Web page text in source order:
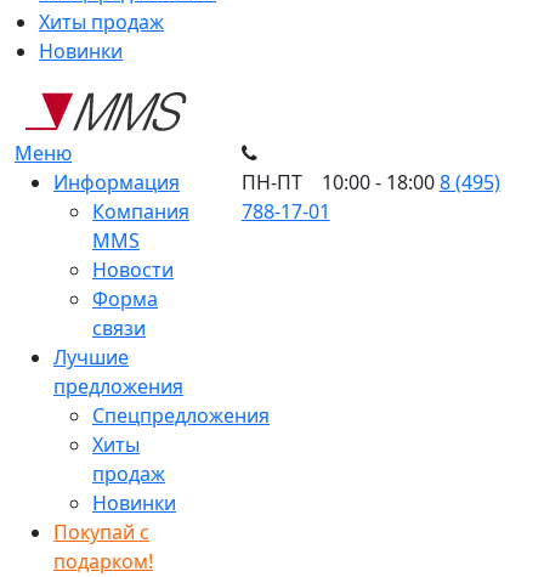
Хиты продаж
Новинки
Меню
Информация
Компания
MMS
Новости
Форма
связи
Лучшие
предложения
Спецпредложения
Хиты
продаж
Новинки
Покупай с
подарком!
ПН-ПТ 10:00 - 18:008 (495)
788-17-01